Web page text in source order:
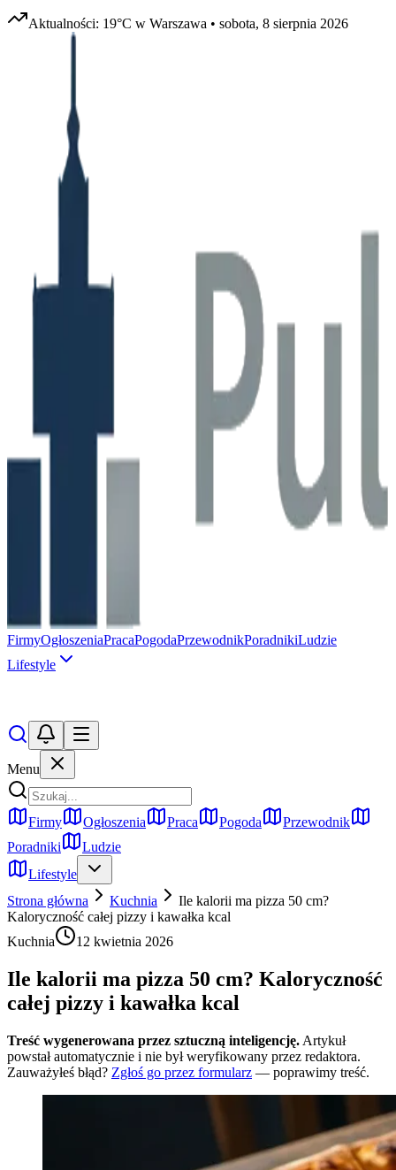
Aktualności: 19°C w Warszawa • sobota, 8 sierpnia 2026
FirmyOgłoszeniaPracaPogodaPrzewodnikPoradnikiLudzie
Lifestyle
Menu
Firmy Ogłoszenia Praca Pogoda
Przewodnik
Poradniki
Ludzie
Lifestyle
Strona główna
Kuchnia
Ile kalorii ma pizza 50 cm?
Kaloryczność całej pizzy i kawałka kcal
Kuchnia
12 kwietnia 2026
Ile kalorii ma pizza 50 cm? Kaloryczność
całej pizzy i kawałka kcal
Treść wygenerowana przez sztuczną inteligencję. Artykuł
powstał automatycznie i nie był weryfikowany przez redaktora.
Zauważyłeś błąd? Zgłoś go przez formularz — poprawimy treść.